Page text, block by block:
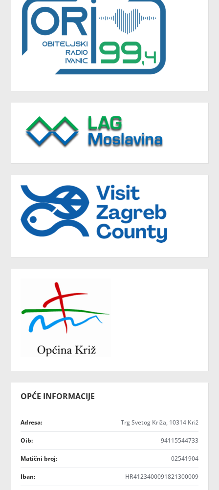
OPĆE INFORMACIJE
Adresa: Trg Svetog Križa, 10314 Križ
Oib: 94115544733
Matični broj: 02541904
Iban: HR4123400091821300009